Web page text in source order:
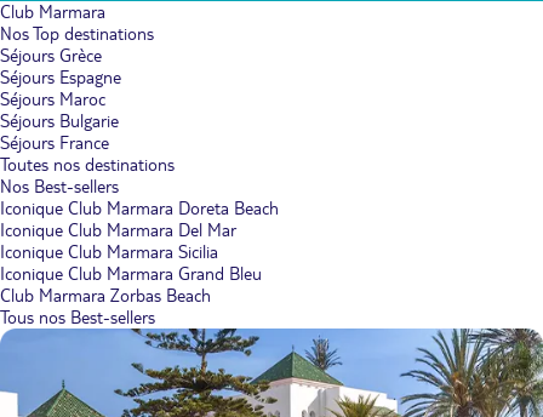
Club Marmara
Nos Top destinations
Séjours Grèce
Séjours Espagne
Séjours Maroc
Séjours Bulgarie
Séjours France
Toutes nos destinations
Nos Best-sellers
Iconique Club Marmara Doreta Beach
Iconique Club Marmara Del Mar
Iconique Club Marmara Sicilia
Iconique Club Marmara Grand Bleu
Club Marmara Zorbas Beach
Tous nos Best-sellers